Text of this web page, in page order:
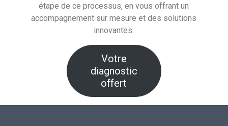
étape de ce processus, en vous offrant un
accompagnement sur mesure et des solutions
innovantes.
Votre
diagnostic
offert